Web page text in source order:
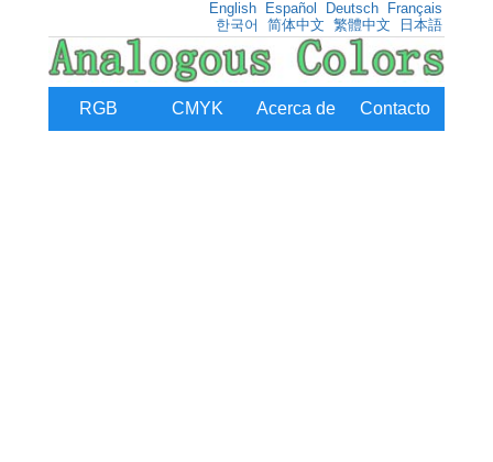
English Español Deutsch
Français
한국어
简体中文 繁體中文 日本語
RGB CMYK Acerca de Contacto